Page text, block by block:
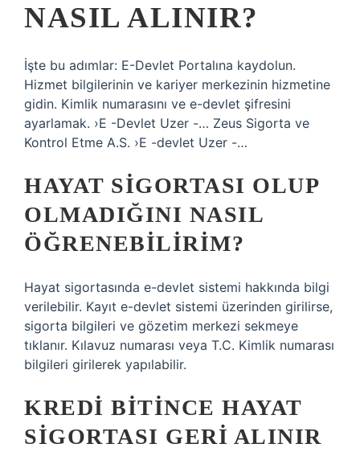
NASIL ALINIR?
İşte bu adımlar: E-Devlet Portalına kaydolun.
Hizmet bilgilerinin ve kariyer merkezinin hizmetine
gidin. Kimlik numarasını ve e-devlet şifresini
ayarlamak. ›E -Devlet Uzer -… Zeus Sigorta ve
Kontrol Etme A.S. ›E -devlet Uzer -…
HAYAT SIGORTASI OLUP
OLMADIĞINI NASIL
ÖĞRENEBILIRIM?
Hayat sigortasında e-devlet sistemi hakkında bilgi
verilebilir. Kayıt e-devlet sistemi üzerinden girilirse,
sigorta bilgileri ve gözetim merkezi sekmeye
tıklanır. Kılavuz numarası veya T.C. Kimlik numarası
bilgileri girilerek yapılabilir.
KREDI BITINCE HAYAT
SIGORTASI GERI ALINIR